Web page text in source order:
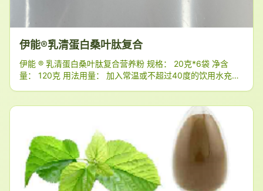
伊能®乳清蛋白桑叶肽复合
伊能 ® 乳清蛋白桑叶肽复合营养粉 规格： 20克*6袋 净含
量： 120克 用法用量： 加入常温或不超过40度的饮用水充分